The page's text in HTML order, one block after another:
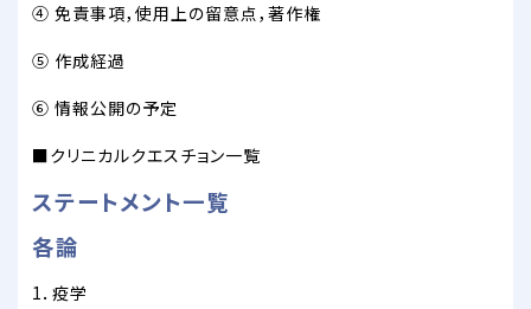
④ 免責事項，使用上の留意点，著作権
⑤ 作成経過
⑥ 情報公開の予定
■クリニカルクエスチョン一覧
ステートメント一覧
各論
1．疫学